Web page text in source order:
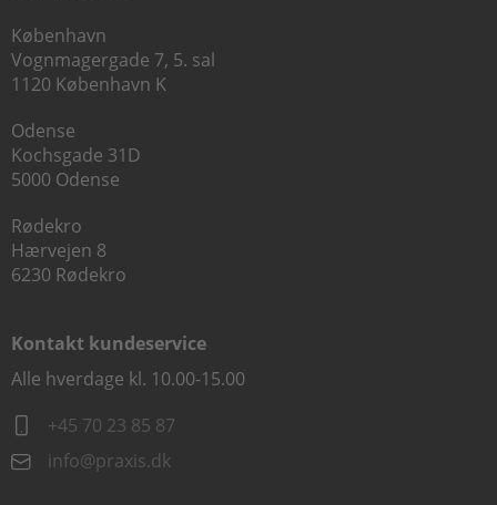
København
Vognmagergade 7, 5. sal
1120 København K
Odense
Kochsgade 31D
5000 Odense
Rødekro
Hærvejen 8
6230 Rødekro
Kontakt kundeservice
Alle hverdage kl. 10.00-15.00
+45 70 23 85 87
info@praxis.dk